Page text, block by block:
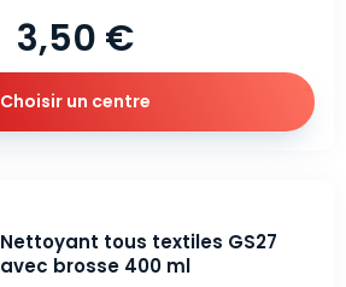
3,50 €
Choisir un centre
Nettoyant tous textiles GS27
avec brosse 400 ml